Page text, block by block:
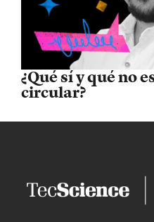
¿Qué sí y qué no
circular?